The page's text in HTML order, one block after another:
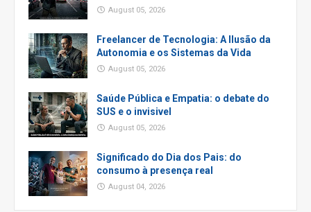
August 05, 2026
Freelancer de Tecnologia: A Ilusão da
Autonomia e os Sistemas da Vida
August 05, 2026
Saúde Pública e Empatia: o debate do
SUS e o invisivel
August 05, 2026
Significado do Dia dos Pais: do
consumo à presença real
August 04, 2026